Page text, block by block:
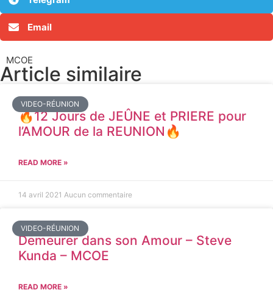
Email
MCOE
Article similaire​
VIDEO-RÉUNION
🔥12 Jours de JEÛNE et PRIERE pour
l’AMOUR de la REUNION🔥
READ MORE »
14 avril 2021 Aucun commentaire
VIDEO-RÉUNION
Demeurer dans son Amour – Steve
Kunda – MCOE
READ MORE »